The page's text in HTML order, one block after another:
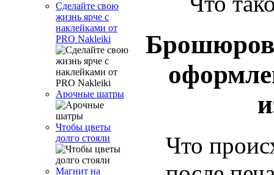
Сделайте свою
жизнь ярче с
наклейками от
PRO Nakleiki
Арочные шатры
Чтобы цветы
долго стояли
Магнит на
Что